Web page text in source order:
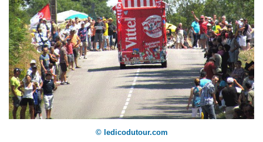
© ledicodutour.com